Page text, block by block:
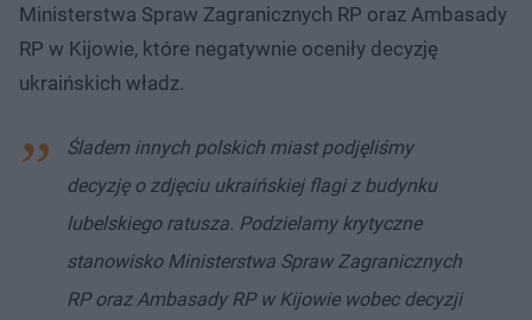
Ministerstwa Spraw Zagranicznych RP oraz Ambasady
RP w Kijowie, które negatywnie oceniły decyzję
ukraińskich władz.
Śladem innych polskich miast podjęliśmy
decyzję o zdjęciu ukraińskiej flagi z budynku
lubelskiego ratusza. Podzielamy krytyczne
stanowisko Ministerstwa Spraw Zagranicznych
RP oraz Ambasady RP w Kijowie wobec decyzji